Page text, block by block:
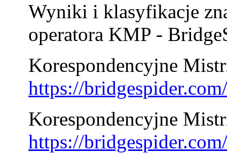
Wyniki i klasyfikacje
operatora KMP -
Korespondencyjne
https://
Korespondencyjne
https://